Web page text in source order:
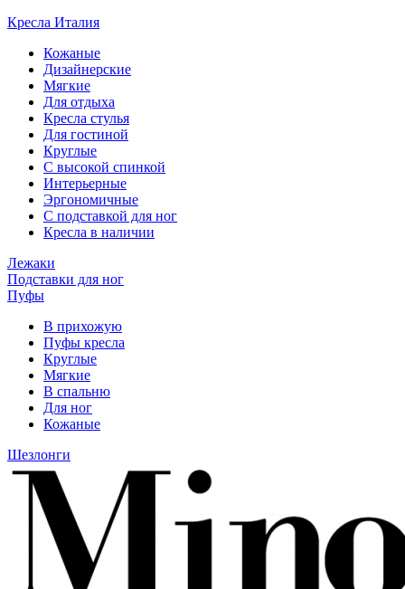
Кресла Италия
Кожаные
Дизайнерские
Мягкие
Для отдыха
Кресла стулья
Для гостиной
Круглые
С высокой спинкой
Интерьерные
Эргономичные
С подставкой для ног
Кресла в наличии
Лежаки
Подставки для ног
Пуфы
В прихожую
Пуфы кресла
Круглые
Мягкие
В спальню
Для ног
Кожаные
Шезлонги